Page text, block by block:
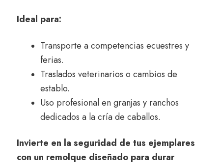
Ideal para:
Transporte a competencias ecuestres y
ferias.
Traslados veterinarios o cambios de
establo.
Uso profesional en granjas y ranchos
dedicados a la cría de caballos.
Invierte en la seguridad de tus ejemplares
con un remolque diseñado para durar